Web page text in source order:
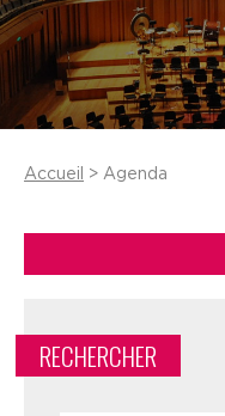
Accueil > Agenda
RECHERCHER